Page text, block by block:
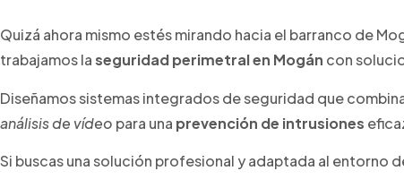
Quizá ahora mismo estés mirando hacia el barranco de
trabajamos laseguridad perimetral en Mogán con
Diseñamos sistemas integrados de seguridad que
análisis de vídeo para una prevención de intrusiones
Si buscas una solución profesional y adaptada al entorno